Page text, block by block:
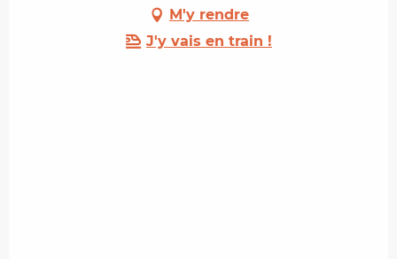
M'y rendre
J'y vais en train !